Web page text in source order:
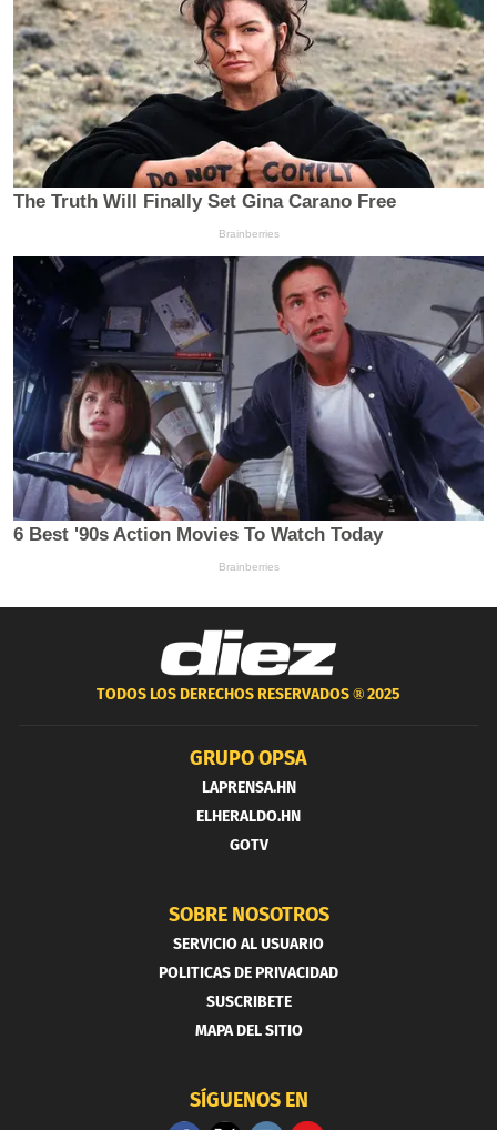
TODOS LOS DERECHOS RESERVADOS ®2025
GRUPO OPSA
LAPRENSA.HN
ELHERALDO.HN
GOTV
SOBRE NOSOTROS
SERVICIO AL USUARIO
POLITICAS DE PRIVACIDAD
SUSCRIBETE
MAPA DEL SITIO
SÍGUENOS EN